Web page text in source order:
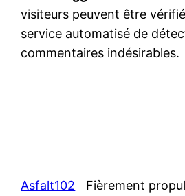
visiteurs peuvent être
service automatisé de
commentaires indésirables.
Asfalt102 Fièrement